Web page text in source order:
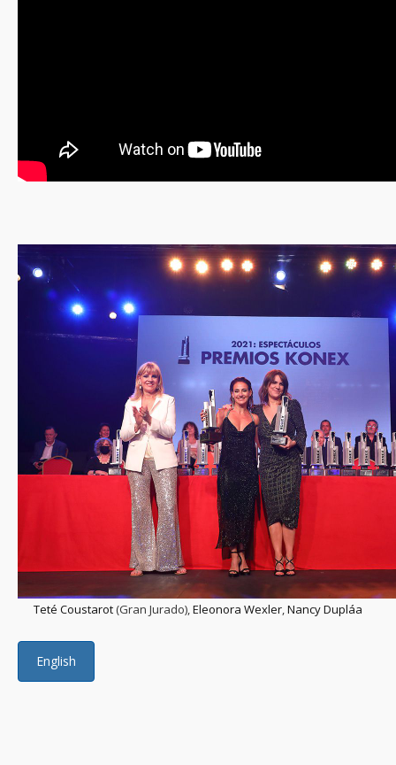
Teté Coustarot(Gran Jurado),Eleonora Wexler,Nancy Dupláa
English